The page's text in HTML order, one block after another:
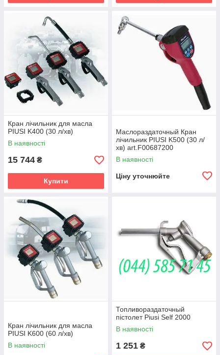
Кран лічильник для масла
PIUSI K400 (30 л/хв)
В наявності
15 744 ₴
Купити
Маслораздаточный Кран
лічильник PIUSI K500 (30 л/
хв) art.F00687200
В наявності
Ціну уточнюйте
Кран лічильник для масла
PIUSI K600 (60 л/хв)
В наявності
Топливораздаточный
пістолет Piusi Self 2000
В наявності
1 251 ₴